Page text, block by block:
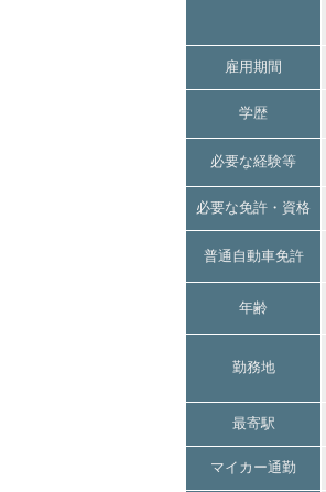
雇用期間
学歴
必要な経験等
必要な免許・資格
普通自動車免許
年齢
勤務地
最寄駅
マイカー通勤